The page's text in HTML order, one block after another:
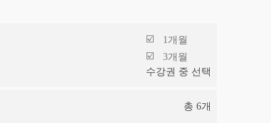
1개월
3개월
수강권 중 선택
총 6개